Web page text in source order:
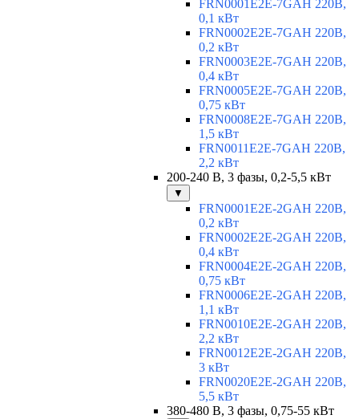
FRN0001E2E-7GAH 220В,
0,1 кВт
FRN0002E2E-7GAH 220В,
0,2 кВт
FRN0003E2E-7GAH 220В,
0,4 кВт
FRN0005E2E-7GAH 220В,
0,75 кВт
FRN0008E2E-7GAH 220В,
1,5 кВт
FRN0011E2E-7GAH 220В,
2,2 кВт
200-240 В, 3 фазы, 0,2-5,5 кВт
▼
FRN0001E2E-2GAH 220В,
0,2 кВт
FRN0002E2E-2GAH 220В,
0,4 кВт
FRN0004E2E-2GAH 220В,
0,75 кВт
FRN0006E2E-2GAH 220В,
1,1 кВт
FRN0010E2E-2GAH 220В,
2,2 кВт
FRN0012E2E-2GAH 220В,
3 кВт
FRN0020E2E-2GAH 220В,
5,5 кВт
380-480 В, 3 фазы, 0,75-55 кВт